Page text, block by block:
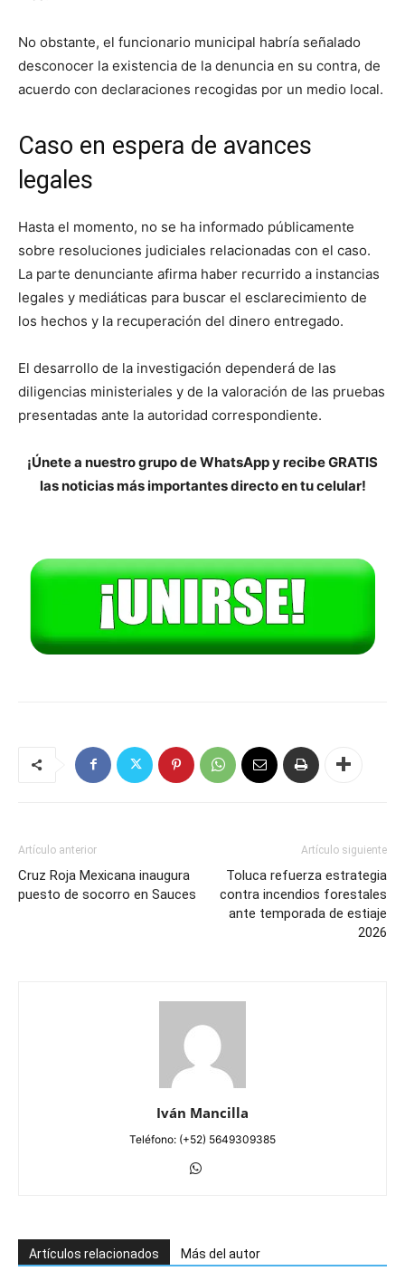
No obstante, el funcionario municipal habría señalado
desconocer la existencia de la denuncia en su contra, de
acuerdo con declaraciones recogidas por un medio local.
Caso en espera de avances
legales
Hasta el momento, no se ha informado públicamente
sobre resoluciones judiciales relacionadas con el caso.
La parte denunciante afirma haber recurrido a instancias
legales y mediáticas para buscar el esclarecimiento de
los hechos y la recuperación del dinero entregado.
El desarrollo de la investigación dependerá de las
diligencias ministeriales y de la valoración de las pruebas
presentadas ante la autoridad correspondiente.
¡Únete a nuestro grupo de WhatsApp y recibe GRATIS
las noticias más importantes directo en tu celular!
Artículo anterior
Cruz Roja Mexicana inaugura
puesto de socorro en Sauces
Artículo siguiente
Toluca refuerza estrategia
contra incendios forestales
ante temporada de estiaje
2026
Iván Mancilla
Teléfono: (+52) 5649309385
Artículos relacionados Más del autor